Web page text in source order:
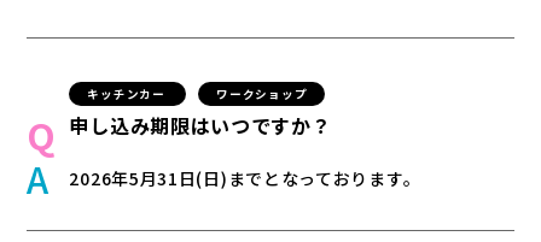
キッチンカー ワークショップ
申し込み期限はいつですか？
2026年5月31日(日)までとなっております。